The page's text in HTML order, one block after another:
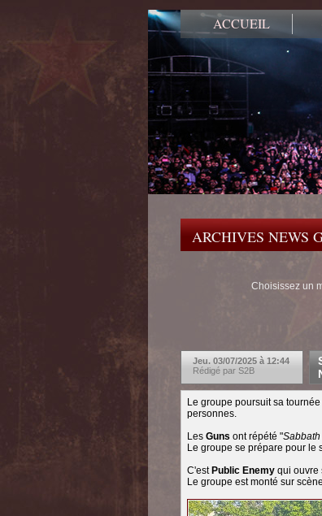
ACCUEIL
ARCHIVES NEWS
Choisissez un
Jeu. 03/07/2025 à 12:44
Rédigé par S2B
Le groupe poursuit sa
personnes.
Les Guns ont répété "
Le groupe se prépare pour le
C'est Public Enemy qui ouvre
Le groupe est monté sur